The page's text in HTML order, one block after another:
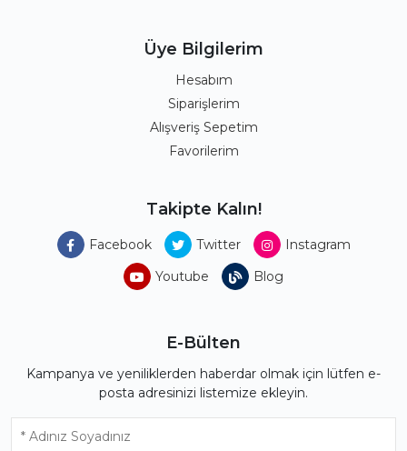
Üye Bilgilerim
Hesabım
Siparişlerim
Alışveriş Sepetim
Favorilerim
Takipte Kalın!
Facebook Twitter
Instagram
Youtube
Blog
E-Bülten
Kampanya ve yeniliklerden haberdar olmak için lütfen e-
posta adresinizi listemize ekleyin.